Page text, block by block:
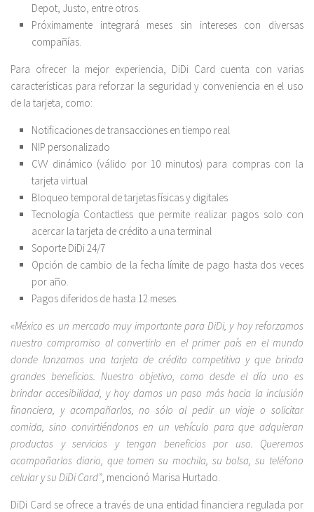
Depot, Justo, entre otros.
Próximamente integrará meses sin intereses con diversas
compañías.
Para ofrecer la mejor experiencia, DiDi Card cuenta con varias
características para reforzar la seguridad y conveniencia en el uso
de la tarjeta, como:
Notificaciones de transacciones en tiempo real
NIP personalizado
CVV dinámico (válido por 10 minutos) para compras con la
tarjeta virtual
Bloqueo temporal de tarjetas físicas y digitales
Tecnología Contactless que permite realizar pagos solo con
acercar la tarjeta de crédito a una terminal
Soporte DiDi 24/7
Opción de cambio de la fecha límite de pago hasta dos veces
por año.
Pagos diferidos de hasta 12 meses.
«México es un mercado muy importante para DiDi, y hoy reforzamos
nuestro compromiso al convertirlo en el primer país en el mundo
donde lanzamos una tarjeta de crédito competitiva y que brinda
grandes beneficios. Nuestro objetivo, como desde el día uno es
brindar accesibilidad, y hoy damos un paso más hacia la inclusión
financiera, y acompañarlos, no sólo al pedir un viaje o solicitar
comida, sino convirtiéndonos en un vehículo para que adquieran
productos y servicios y tengan beneficios por uso. Queremos
acompañarlos diario, que tomen su mochila, su bolsa, su teléfono
celular y su DiDi Card”, mencionó Marisa Hurtado.
DiDi Card se ofrece a través de una entidad financiera regulada por